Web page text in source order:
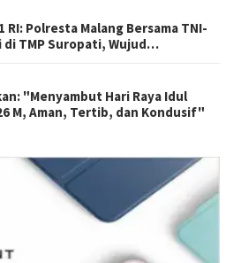
RI: Polresta Malang Bersama TNI-
di TMP Suropati, Wujud
"Menyambut Hari Raya Idul
M, Aman, Tertib, dan Kondusif"